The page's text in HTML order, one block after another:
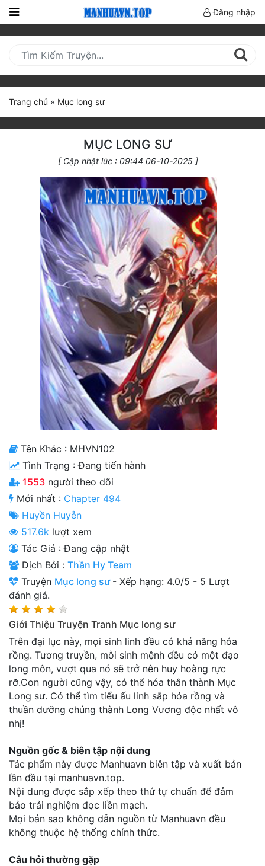
Nhật
(current)
BXH
Truyện HOT
Truyện Mới Ra
Hoàn Thành
Huyền Huyễn
Kinh Dị
Lịch Sử
Mạt Thế
Ngôn Tình
Thanh xuân - Vườn trường
Truyện AI
Truyện Sáng Tác
Trùng Sinh
Trọng sinh
Tu Tiên
Xuyên Không
Đô Thị
Tức
Tải
App
Đăng nhập
Trang chủ » Mục long sư
MỤC LONG SƯ
[ Cập nhật lúc : 09:44 06-10-2025 ]
Tên Khác : MHVN102
Tình Trạng :Đang tiến hành
1553 người theo dõi
Mới nhất : Chapter 494
Huyền Huyễn
517.6k lượt xem
Tác Giả : Đang cập nhật
Dịch Bởi : Thần Hy Team
Truyện Mục long sư - Xếp hạng: 4.0/5 - 5 Lượt
đánh giá.
Giới Thiệu Truyện Tranh Mục long sư
Trên đại lục này, mọi sinh linh đều có khả năng hóa
rồng. Tương truyền, mỗi sinh mệnh đều có một đạo
long môn, vượt qua nó sẽ trở nên huy hoàng rực
rỡ.Con người cũng vậy, có thể hóa thân thành Mục
Long sư. Có thể tìm tiểu ấu linh sắp hóa rồng và
thuần dưỡng chúng thành Long Vương độc nhất vô
nhị!
Nguồn gốc & biên tập nội dung
Tác phẩm này được Manhuavn biên tập và xuất bản
lần đầu tại manhuavn.top.
Nội dung được sắp xếp theo thứ tự chuẩn để đảm
bảo trải nghiệm đọc liền mạch.
Mọi bản sao không dẫn nguồn từ Manhuavn đều
không thuộc hệ thống chính thức.
Câu hỏi thường gặp